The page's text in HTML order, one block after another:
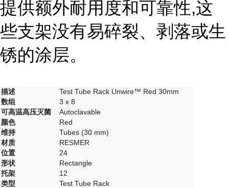
提供额外耐用度和可靠性,这
些支架没有易碎裂、剥落或生
锈的涂层。
描述
Test Tube Rack Unwire™ Red 30mm
数组
3 x 8
可高温高压灭菌
Autoclavable
颜色
Red
维持
Tubes (30 mm)
材质
RESMER
位置
24
形状
Rectangle
托架
12
类型
Test Tube Rack